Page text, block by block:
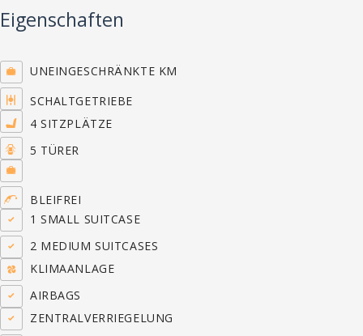
Eigenschaften
UNEINGESCHRÄNKTE KM
SCHALTGETRIEBE
4 SITZPLÄTZE
5 TÜRER
BLEIFREI
1 SMALL SUITCASE
2 MEDIUM SUITCASES
KLIMAANLAGE
AIRBAGS
ZENTRALVERRIEGELUNG